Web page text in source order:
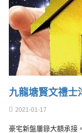
九龍塘賢文禮士
2021-01-17
豪宅新盤屢錄大額承接